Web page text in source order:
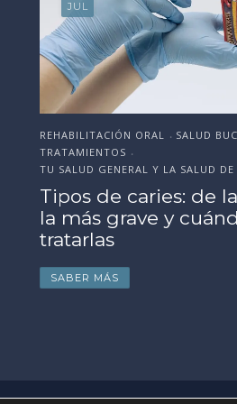
JUN
ESTÉTICA DENTAL • SALUD
TRATAMIENTOS •
TU SALUD GENERAL Y LA SALUD
Cómo preparar tu
de la boda, evento o
celebración
SABER MÁS